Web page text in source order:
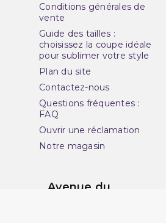
Conditions générales de
vente
Guide des tailles :
choisissez la coupe idéale
pour sublimer votre style
Plan du site
Contactez-nous
Questions fréquentes :
FAQ
Ouvrir une réclamation
Notre magasin
Avenue du